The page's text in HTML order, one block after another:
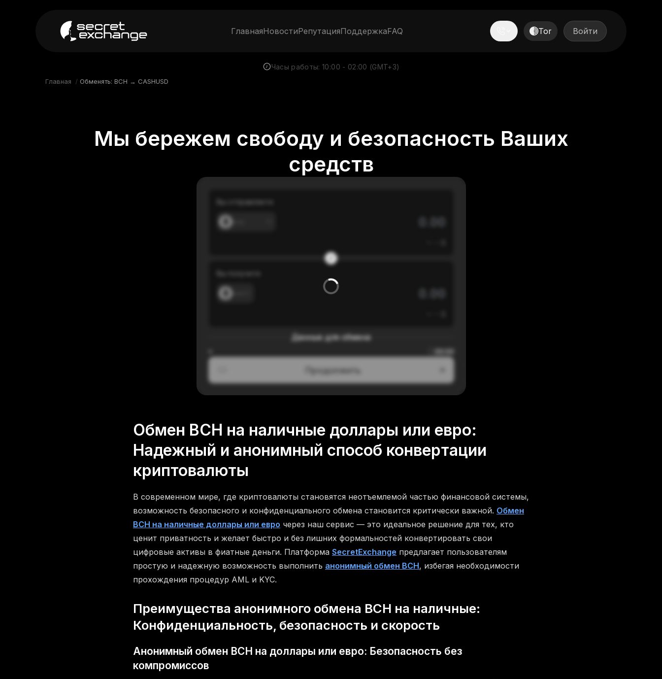
ГлавнаяНовостиРепутацияПоддержкаFAQ Tor Войти
Часы работы: 10:00 - 02:00 (GMT+3)
Главная / Обменять: BCH → CASHUSD
Мы бережем свободу и безопасность Ваших
средств
Вы отправляете
Данные для обмена
Продолжить
Обмен BCH на наличные доллары или евро:
Надежный и анонимный способ конвертации
криптовалюты
В современном мире, где криптовалюты становятся неотъемлемой частью финансовой системы,
возможность безопасного и конфиденциального обмена становится критически важной. Обмен
BCH на наличные доллары или евро через наш сервис — это идеальное решение для тех, кто
ценит приватность и желает быстро и без лишних формальностей конвертировать свои
цифровые активы в фиатные деньги. Платформа SecretExchange предлагает пользователям
простую и надежную возможность выполнить анонимный обмен BCH, избегая необходимости
прохождения процедур AML и KYC.
Преимущества анонимного обмена BCH на наличные:
Конфиденциальность, безопасность и скорость
Анонимный обмен BCH на доллары или евро: Безопасность без
компромиссов